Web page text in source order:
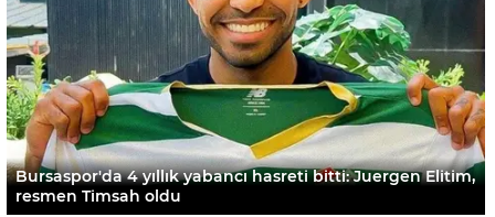
Bursaspor'da 4 yıllık yabancı hasreti bitti: Juergen Elitim,
resmen Timsah oldu